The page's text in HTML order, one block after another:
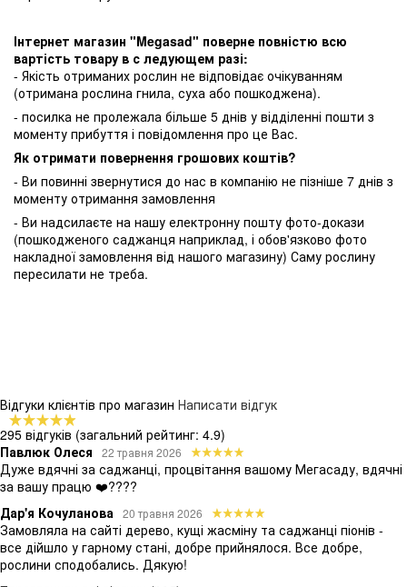
Інтернет магазин "Megasad" поверне повністю всю
вартість товару в с ледующем разі:
- Якість отриманих рослин не відповідає очікуванням
(отримана рослина гнила, суха або пошкоджена).
- посилка не пролежала більше 5 днів у відділенні пошти з
моменту прибуття і повідомлення про це Вас.
Як отримати повернення грошових коштів?
- Ви повинні звернутися до нас в компанію не пізніше 7 днів з
моменту отримання замовлення
- Ви надсилаєте на нашу електронну пошту фото-докази
(пошкодженого саджанця наприклад, і обов'язково фото
накладної замовлення від нашого магазину) Саму рослину
пересилати не треба.
Відгуки клієнтів про магазин Написати відгук
295 відгуків (загальний рейтинг: 4.9)
Павлюк Олеся
22 травня 2026
Дуже вдячні за саджанці, процвітання вашому Мегасаду, вдячні
за вашу працю ❤️????
Дар'я Кочуланова 20 травня 2026
Замовляла на сайті дерево, кущі жасміну та саджанці піонів -
все дійшло у гарному стані, добре прийнялося. Все добре,
рослини сподобались. Дякую!